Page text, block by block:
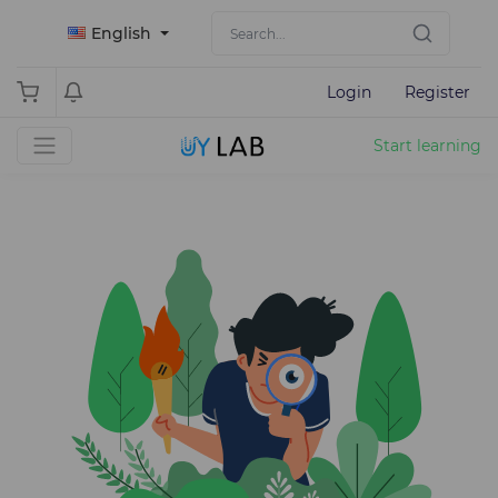
English
Login Register
Start learning